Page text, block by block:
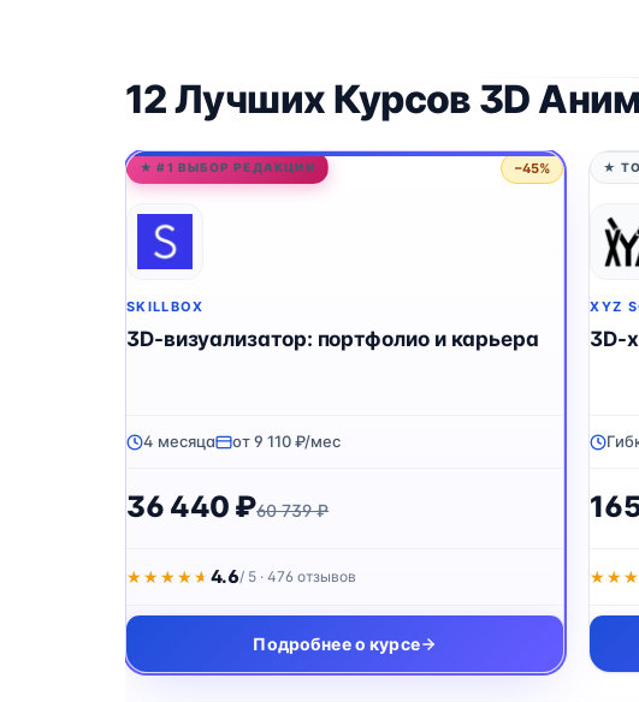
12 Лучших Курсов 3D
★ #1 ВЫБОР РЕДАКЦИИ −45%
SKILLBOX
3D-визуализатор: портфолио и карьера
4 месяца от 9 110 ₽/мес
36 440 ₽60 739 ₽
★★★★★
★★★★★ 4.6/ 5 · 476 отзывов
Подробнее о курсе
★
XYZ
3D-